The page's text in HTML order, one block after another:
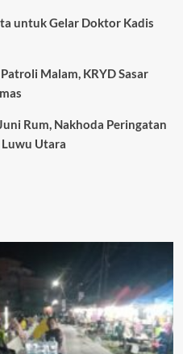
untuk Gelar Doktor Kadis
Malam, KRYD Sasar
Rum, Nakhoda Peringatan
Utara